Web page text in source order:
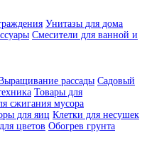
Унитазы для дома
Смесители для ванной и
рассады Садовый
Товары для
сжигания мусора
для яиц Клетки для несушек
цветов Обогрев грунта